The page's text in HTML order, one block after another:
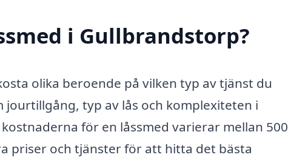
i Gullbrandstorp?
olika beroende på vilken typ av tjänst du
typ av lås och komplexiteten i
för en låssmed varierar mellan 500
priser och tjänster för att hitta det bästa